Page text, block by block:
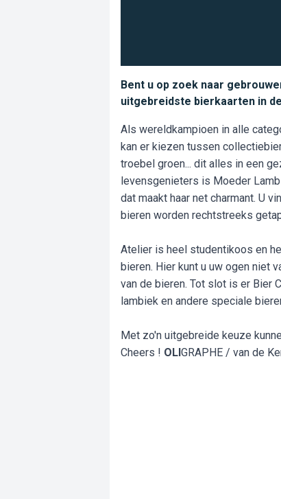
Bent u op zoek naar
uitgebreidste bierkaarten in
Als wereldkampioen in alle
kan er kiezen tussen
troebel groen... dit alles in een
levensgenieters is Moeder
dat maakt haar net charmant. U
bieren worden rechtstreeks
Atelier is heel studentikoos en
bieren. Hier kunt u uw ogen niet
van de bieren. Tot slot is er Bier
lambiek en andere speciale
Met zo'n uitgebreide keuze
Cheers ! OLIGRAPHE / van de